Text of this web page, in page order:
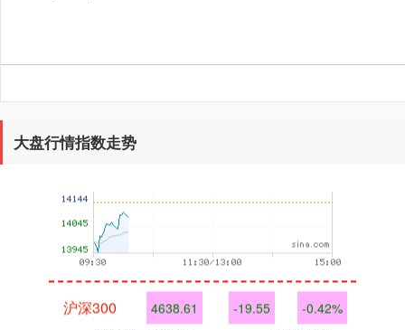
大盘行情指数走势
沪深300 4638.61 -19.55 -0.42%